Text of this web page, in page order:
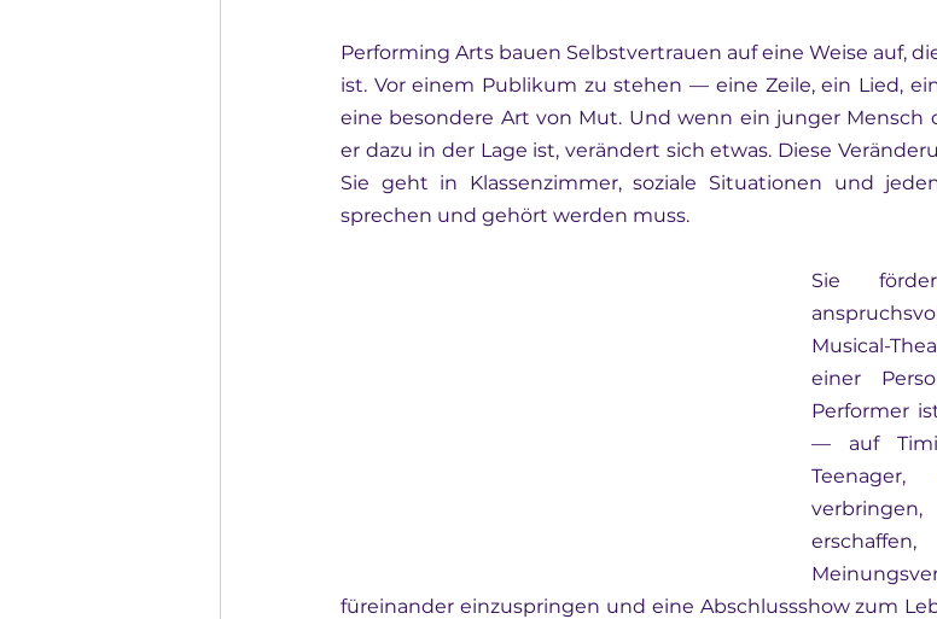
Performing Arts bauen Selbstvertrauen auf eine Weise auf,
ist. Vor einem Publikum zu stehen — eine Zeile, ein Lied,
eine besondere Art von Mut. Und wenn ein junger Mensch
er dazu in der Lage ist, verändert sich etwas. Diese
Sie geht in Klassenzimmer, soziale Situationen und
sprechen und gehört werden muss.
Sie
Musical-
einer
Performer
— auf
füreinander einzuspringen und eine Abschlussshow zum